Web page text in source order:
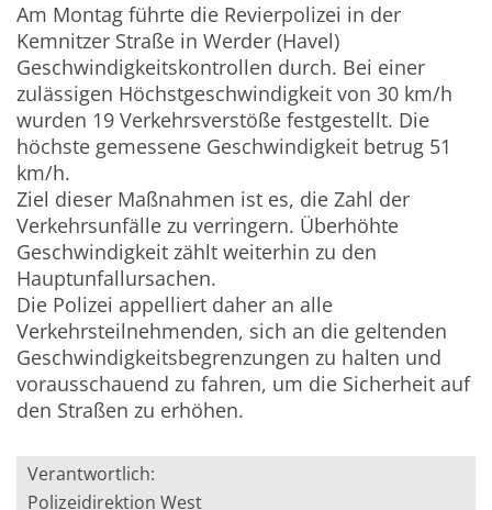
Am Montag führte die Revierpolizei in der
Kemnitzer Straße in Werder (Havel)
Geschwindigkeitskontrollen durch. Bei einer
zulässigen Höchstgeschwindigkeit von 30 km/h
wurden 19 Verkehrsverstöße festgestellt. Die
höchste gemessene Geschwindigkeit betrug 51
km/h.
Ziel dieser Maßnahmen ist es, die Zahl der
Verkehrsunfälle zu verringern. Überhöhte
Geschwindigkeit zählt weiterhin zu den
Hauptunfallursachen.
Die Polizei appelliert daher an alle
Verkehrsteilnehmenden, sich an die geltenden
Geschwindigkeitsbegrenzungen zu halten und
vorausschauend zu fahren, um die Sicherheit auf
den Straßen zu erhöhen.
Verantwortlich:
Polizeidirektion West